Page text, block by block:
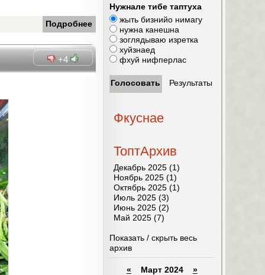
Подробнее
+4
Нужнале тибе таптуха
жыть бизнийо нимагу
нужна канешна
зоглядываю изретка
хуйзнаед
фхуй нифперлас
Фкуснае
ТоптАрхив
Декабрь 2025 (1)
Ноябрь 2025 (1)
Октябрь 2025 (1)
Июль 2025 (3)
Июнь 2025 (2)
Май 2025 (7)
Показать / скрыть весь
архив
« Март 2024 »